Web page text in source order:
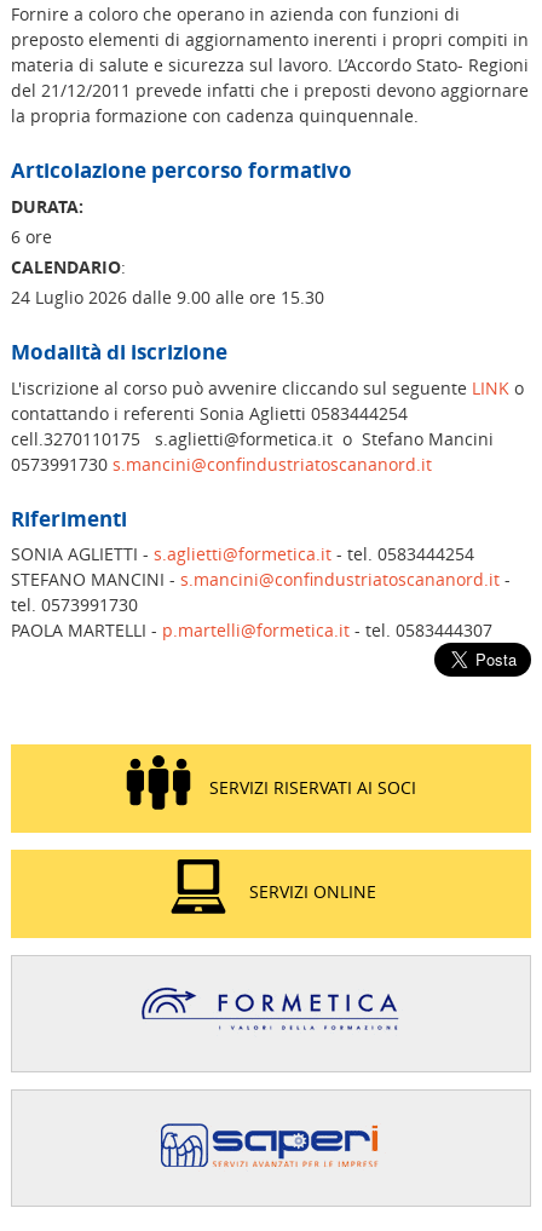
Fornire a coloro che operano in azienda con funzioni di
preposto elementi di aggiornamento inerenti i propri compiti in
materia di salute e sicurezza sul lavoro. L’Accordo Stato- Regioni
del 21/12/2011 prevede infatti che i preposti devono aggiornare
la propria formazione con cadenza quinquennale.
Articolazione percorso formativo
DURATA:
6 ore
CALENDARIO:
24 Luglio 2026 dalle 9.00 alle ore 15.30
Modalità di iscrizione
L'iscrizione al corso può avvenire cliccando sul seguente LINK o
contattando i referenti Sonia Aglietti 0583444254
cell.3270110175 s.aglietti@formetica.it o Stefano Mancini
0573991730 s.mancini@confindustriatoscananord.it
Riferimenti
SONIA AGLIETTI - s.aglietti@formetica.it- tel. 0583444254
STEFANO MANCINI - s.mancini@confindustriatoscananord.it-
tel. 0573991730
PAOLA MARTELLI - p.martelli@formetica.it- tel. 0583444307
SERVIZI RISERVATI AI SOCI
SERVIZI ONLINE